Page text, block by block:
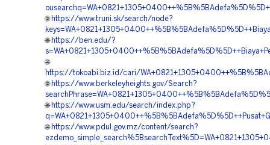
🌐 https://www.truni.sk/search/node?
🌐 https://ben.edu/?
🌐
https://tokoabi.biz.id/cari/
🌐 https://www.berkeleyheights.gov/Search?
🌐 https://www.usm.edu/search/index.php?
🌐 https://www.pdul.gov.mz/content/search?